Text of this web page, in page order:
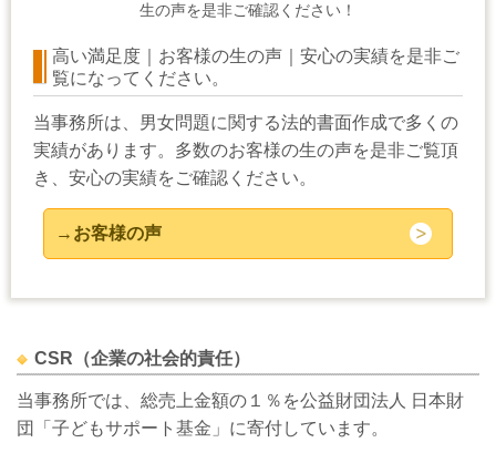
生の声を是非ご確認ください！
高い満足度｜お客様の生の声｜安心の実績を是非ご
覧になってください。
当事務所は、男女問題に関する法的書面作成で多くの
実績があります。多数のお客様の生の声を是非ご覧頂
き、安心の実績をご確認ください。
→お客様の声
CSR（企業の社会的責任）
当事務所では、総売上金額の１％を公益財団法人 日本財
団「子どもサポート基金」に寄付しています。